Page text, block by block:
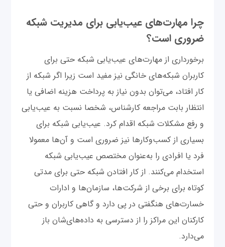
چرا مهارت‌های عیب‌یابی برای مدیریت شبکه
ضروری است؟
برخورداری از مهارت‌های عیب‌یابی شبکه حتی برای
کاربران شبکه‌های خانگی نیز مفید است زیرا اگر شبکه از
کار افتاد، می‌توان بدون نیاز به پرداخت هزینه اضافی یا
انتظار بابت مراجعه کارشناس، شخصا نسبت به عیب‌یابی
و رفع مشکلات شبکه اقدام کرد. عیب‌یابی شبکه برای
بسیاری از کسب‌وکارها نیز ضروری است و آن‌ها معمولا
فرد یا افرادی را به‌عنوان مختصص عیب‌یابی شبکه
استخدام می‌کنند. از کار افتادن شبکه حتی برای مدتی
کوتاه برای برخی از شرکت‌ها، سازمان‌ها و ادارات
خسارت‌های هنگفتی در پی دارد و گاهی کاربران و حتی
کارکنان این مراکز را از دسترسی به داده‌های‌شان باز
می‌دارد.